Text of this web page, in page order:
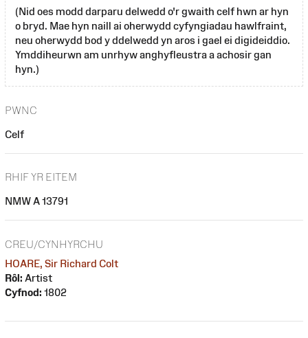
(Nid oes modd darparu delwedd o'r gwaith celf hwn ar hyn
o bryd. Mae hyn naill ai oherwydd cyfyngiadau hawlfraint,
neu oherwydd bod y ddelwedd yn aros i gael ei digideiddio.
Ymddiheurwn am unrhyw anghyfleustra a achosir gan
hyn.)
PWNC
Celf
RHIF YR EITEM
NMW A 13791
CREU/CYNHYRCHU
HOARE, Sir Richard Colt
Rôl: Artist
Cyfnod: 1802